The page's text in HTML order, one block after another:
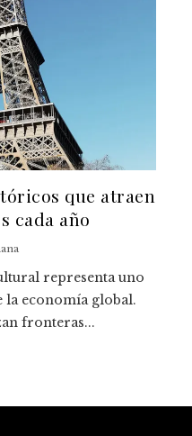
que atraen
cada año
representa uno
la economía global.
fronteras...